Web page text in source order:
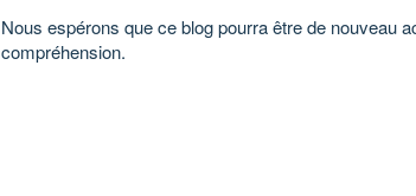
Nous espérons que ce blog pourra être de nouveau
compréhension.